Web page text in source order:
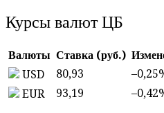
Курсы валют ЦБ
Валюты Ставка (руб.)
USD
80,93 –0,25
EUR
93,19 –0,42